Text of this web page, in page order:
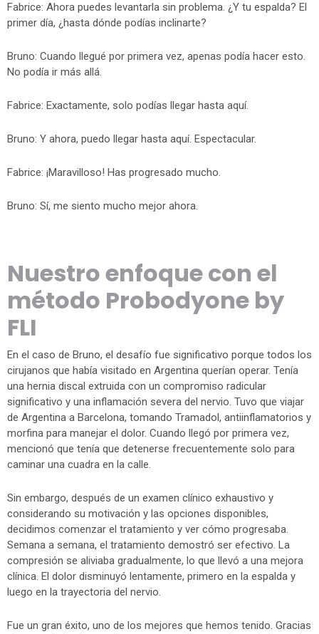
Fabrice: Ahora puedes levantarla sin problema. ¿Y tu espalda? El
primer día, ¿hasta dónde podías inclinarte?
Bruno: Cuando llegué por primera vez, apenas podía hacer esto.
No podía ir más allá.
Fabrice: Exactamente, solo podías llegar hasta aquí.
Bruno: Y ahora, puedo llegar hasta aquí. Espectacular.
Fabrice: ¡Maravilloso! Has progresado mucho.
Bruno: Sí, me siento mucho mejor ahora.
Nuestro enfoque con el
método Probodyone by
FLI
En el caso de Bruno, el desafío fue significativo porque todos los
cirujanos que había visitado en Argentina querían operar. Tenía
una hernia discal extruida con un compromiso radicular
significativo y una inflamación severa del nervio. Tuvo que viajar
de Argentina a Barcelona, tomando Tramadol, antiinflamatorios y
morfina para manejar el dolor. Cuando llegó por primera vez,
mencionó que tenía que detenerse frecuentemente solo para
caminar una cuadra en la calle.
Sin embargo, después de un examen clínico exhaustivo y
considerando su motivación y las opciones disponibles,
decidimos comenzar el tratamiento y ver cómo progresaba.
Semana a semana, el tratamiento demostró ser efectivo. La
compresión se aliviaba gradualmente, lo que llevó a una mejora
clínica. El dolor disminuyó lentamente, primero en la espalda y
luego en la trayectoria del nervio.
Fue un gran éxito, uno de los mejores que hemos tenido. Gracias